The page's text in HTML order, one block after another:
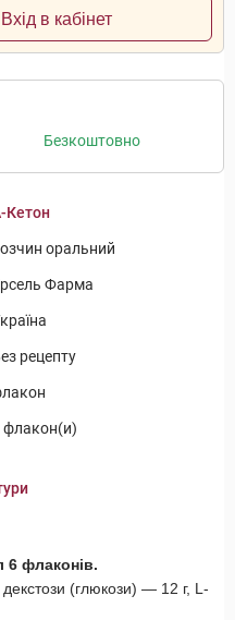
Вхід в кабінет
Безкоштовно
Кетон
оральний
Фарма
рецепту
флакон(и)
6 флаконів.
(глюкози) — 12 г, L-